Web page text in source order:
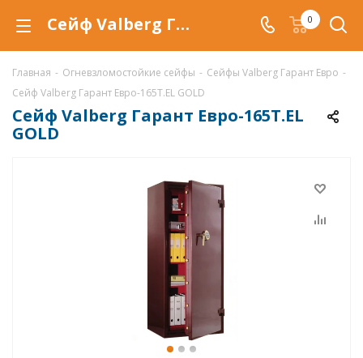
Сейф Valberg Гарант Евро-165T.EL GOLD (Euro Garant-165T.EL GOLD) купить со скидкой по низкой цене в интернет-магазине ValbergSafe.ru 0
Главная - Огневзломостойкие сейфы - Сейфы Valberg Гарант Евро -
Сейф Valberg Гарант Евро-165T.EL GOLD
Сейф Valberg Гарант Евро-165T.EL
GOLD